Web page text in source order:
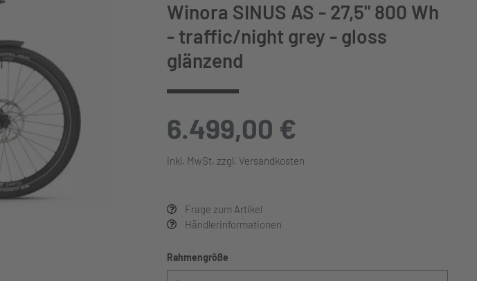
Winora SINUS AS - 27,5" 800 Wh
- traffic/night grey - gloss
glänzend
6.499,00 €
inkl. MwSt. zzgl. Versandkosten
Frage zum Artikel
Händlerinformationen
Rahmengröße